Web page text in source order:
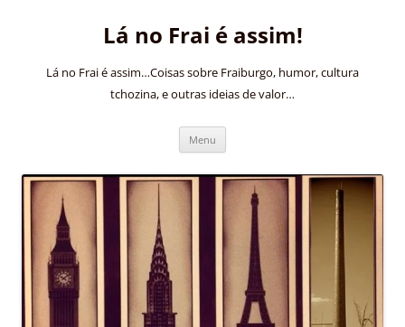
Lá no Frai é assim!
Lá no Frai é assim…Coisas sobre Fraiburgo, humor, cultura
tchozina, e outras ideias de valor…
Menu